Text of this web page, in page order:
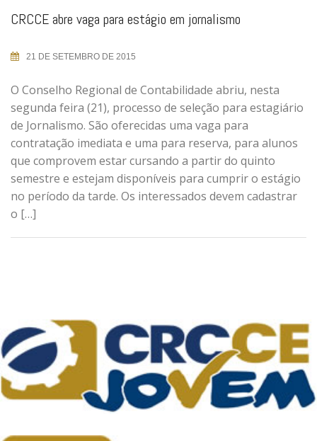
CRCCE abre vaga para estágio em jornalismo
21 DE SETEMBRO DE 2015
O Conselho Regional de Contabilidade abriu, nesta
segunda feira (21), processo de seleção para estagiário
de Jornalismo. São oferecidas uma vaga para
contratação imediata e uma para reserva, para alunos
que comprovem estar cursando a partir do quinto
semestre e estejam disponíveis para cumprir o estágio
no período da tarde. Os interessados devem cadastrar
o […]